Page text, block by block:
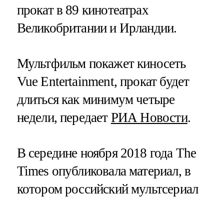
прокат в 89 кинотеатрах
Великобритании и Ирландии.
Мультфильм покажет киносеть
Vue Entertainment, прокат будет
длиться как минимум четыре
недели, передает РИА Новости.
В середине ноября 2018 года The
Times опубликовала материал, в
котором российский мультсериал